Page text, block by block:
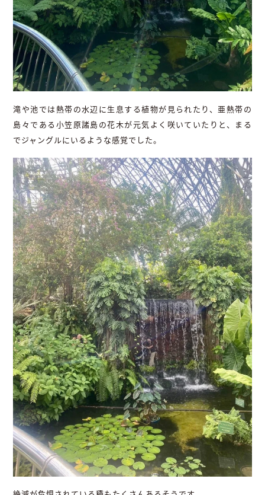
滝や池では熱帯の水辺に生息する植物が見られたり、亜熱帯の
島々である小笠原諸島の花木が元気よく咲いていたりと、まる
でジャングルにいるような感覚でした。